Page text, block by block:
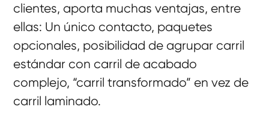
clientes, aporta muchas ventajas, entre
ellas: Un único contacto, paquetes
opcionales, posibilidad de agrupar carril
estándar con carril de acabado
complejo, “carril transformado” en vez de
carril laminado.